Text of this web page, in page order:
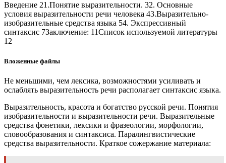
Введение 21.Понятие выразительности. 32. Основные
условия выразительности речи человека 43.Выразительно-
изобразительные средства языка 54. Экспрессивный
синтаксис 7Заключение: 11Список используемой литературы
12
Вложенные файлы
Не меньшими, чем лексика, возможностями усиливать и
ослаблять выразительность речи располагает синтаксис языка.
Выразительность, красота и богатство русской речи. Понятия
изобразительности и выразительности речи. Выразительные
средства фонетики, лексики и фразеологии, морфологии,
словообразования и синтаксиса. Паралингвистические
средства выразительности. Краткое сожержание материала: